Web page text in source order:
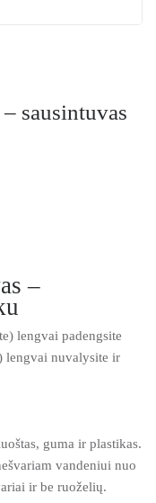
sausintuvas
–
lengvai padengsite
lengvai nuvalysite ir
guma ir plastikas.
vandeniui nuo
ir be ruoželių.